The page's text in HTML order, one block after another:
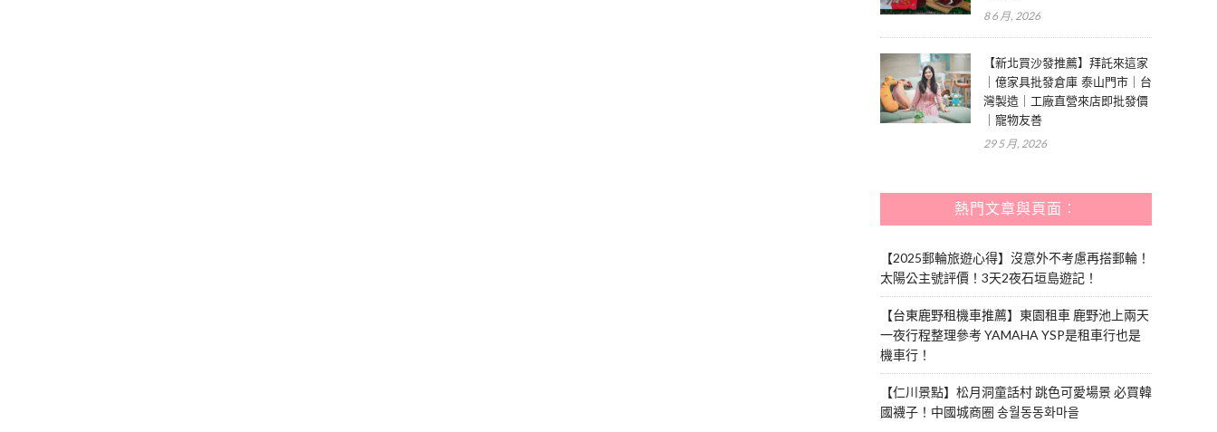
8 6 月, 2026
【新北買沙發推薦】拜託來這家
｜億家具批發倉庫 泰山門市｜台
灣製造｜工廠直營來店即批發價
｜寵物友善
29 5 月, 2026
熱門文章與頁面︰
【2025郵輪旅遊心得】沒意外不考慮再搭郵輪！
太陽公主號評價！3天2夜石垣島遊記！
【台東鹿野租機車推薦】東園租車 鹿野池上兩天
一夜行程整理參考 YAMAHA YSP是租車行也是
機車行！
【仁川景點】松月洞童話村 跳色可愛場景 必買韓
國襪子！中國城商圈 송월동동화마을